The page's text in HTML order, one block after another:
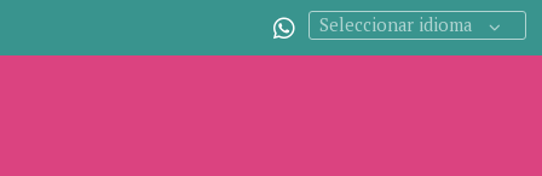
Seleccionar idioma